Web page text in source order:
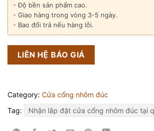
- Độ bền sản phẩm cao.
- Giao hàng trong vòng 3-5 ngày.
- Bao đổi trả nếu hàng lỗi.
LIÊN HỆ BÁO GIÁ
Category: Cửa cổng nhôm đúc
Tag:
Nhận lắp đặt cửa cổng nhôm đúc tại